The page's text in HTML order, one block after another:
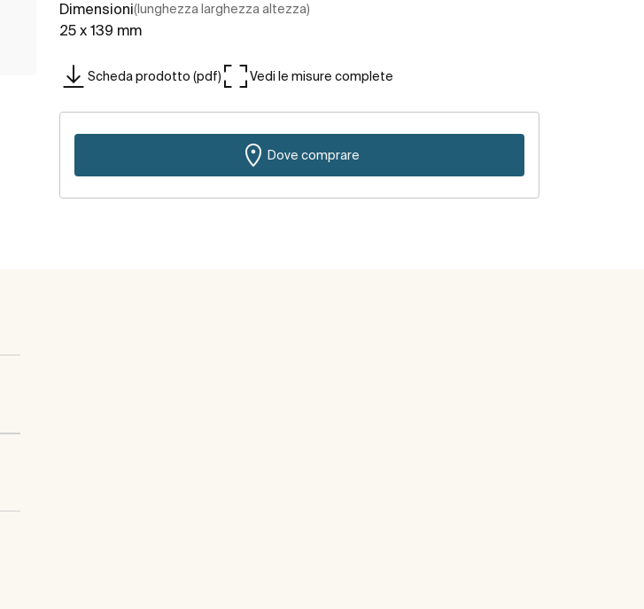
Dimensioni(lunghezza larghezza altezza)
25 x 139 mm
Scheda prodotto (pdf) Vedi le misure complete
Dove comprare